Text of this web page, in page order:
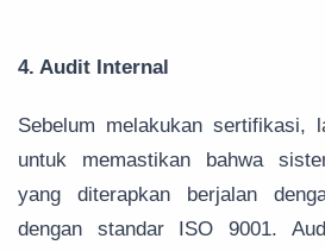
4. Audit Internal
Sebelum melakukan sertifikasi,
untuk memastikan bahwa
yang diterapkan berjalan
dengan standar ISO 9001.